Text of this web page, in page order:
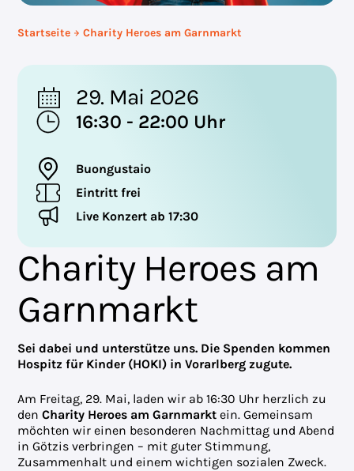
Startseite Charity Heroes am Garnmarkt
29. Mai 2026
16:30 - 22:00 Uhr
Buongustaio
Eintritt frei
Live Konzert ab 17:30
Charity Heroes am
Garnmarkt
Sei dabei und unterstütze uns. Die Spenden kommen
Hospitz für Kinder (HOKI) in Vorarlberg zugute.
Am Freitag, 29. Mai, laden wir ab 16:30 Uhr herzlich zu
denCharity Heroes am Garnmarkt ein. Gemeinsam
möchten wir einen besonderen Nachmittag und Abend
in Götzis verbringen – mit guter Stimmung,
Zusammenhalt und einem wichtigen sozialen Zweck.